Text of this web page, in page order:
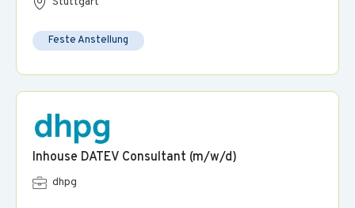
Mitarbeiterparkplätze.
Freuen Sie sich zudem auf lohnenswerte
Mitarbeiterrabatte und viele weitere Benefits.
und Erfolge gemeinsam zu feiern.
Erfahren Sie in unserer Broschüre mehr über die Einstiegs-
Feste Anstellung
Inhouse DATEV Consultant (m/w/d)
dhpg